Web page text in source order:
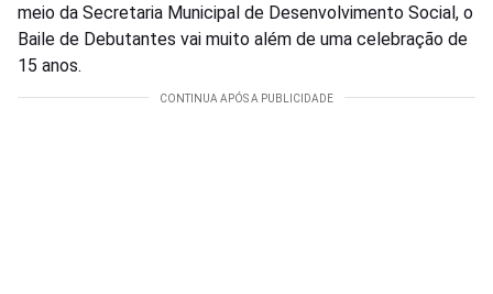
meio da Secretaria Municipal de Desenvolvimento Social, o
Baile de Debutantes vai muito além de uma celebração de
15 anos.